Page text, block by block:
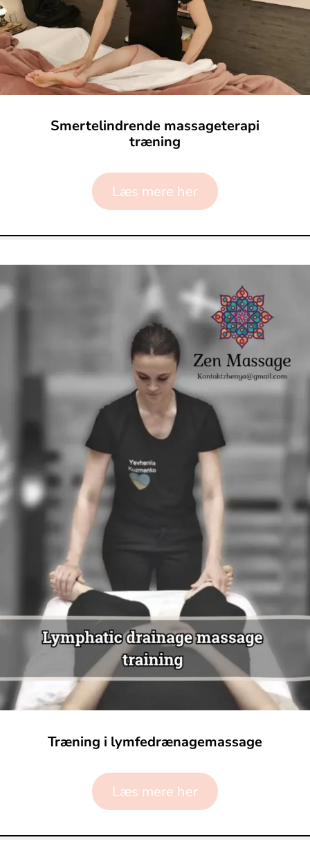
Smertelindrende massageterapi
træning
Læs mere her
Træning i lymfedrænagemassage
Læs mere her